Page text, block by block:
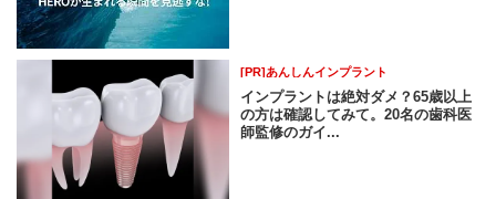
[PR]あんしんインプラント
インプラントは絶対ダメ？65歳以上
の方は確認してみて。20名の歯科医
師監修のガイ...